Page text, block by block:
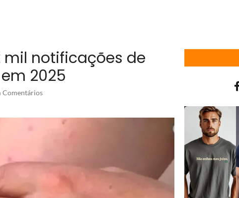
mil notificações de
2025
Comentários